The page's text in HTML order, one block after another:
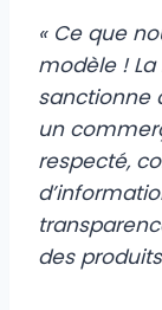
« Ce que
modèle !
sanctionne
un
respecté,
des